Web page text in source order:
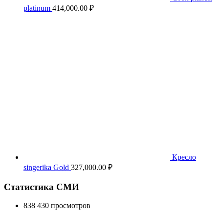
platinum 414,000.00 ₽
Кресло
singerika Gold 327,000.00 ₽
Статистика СМИ
838 430 просмотров